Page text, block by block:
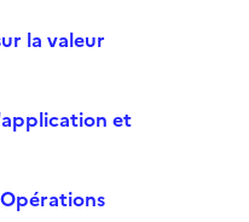
la valeur
et